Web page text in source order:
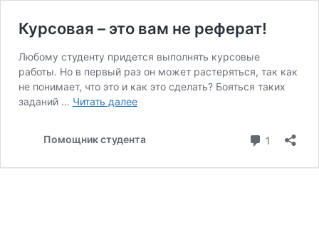
Курсовая – это вам не реферат!
Любому студенту придется выполнять курсовые
работы. Но в первый раз он может растеряться, так как
не понимает, что это и как это сделать? Бояться таких
заданий … Читать далееКурсовая
вам
Помощник студента 1